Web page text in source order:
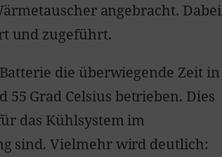
angebracht. Dabei
und zugeführt.
die überwiegende Zeit in
Grad Celsius betrieben. Dies
das Kühlsystem im
sind. Vielmehr wird deutlich: